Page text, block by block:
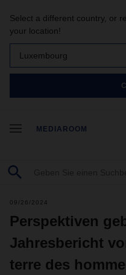
Select a different country, or
your location!
Luxembourg
MEDIAROOM
09/26/2024
Perspektiven
Jahresbericht
terre des